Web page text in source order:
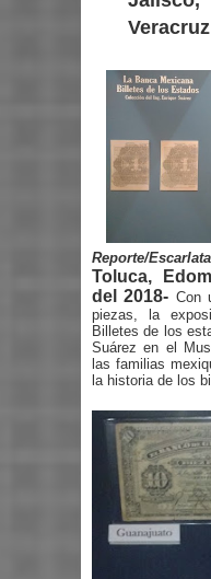
Reporte/Escarlata
Toluca,
del 2018- Con
piezas, la
Billetes de los
Suárez en el
las familias
la historia de los